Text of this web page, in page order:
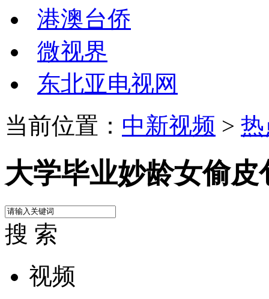
港澳台侨
微视界
东北亚电视网
当前位置： 中新视频 >
大学毕业妙龄女偷
搜 索
视频